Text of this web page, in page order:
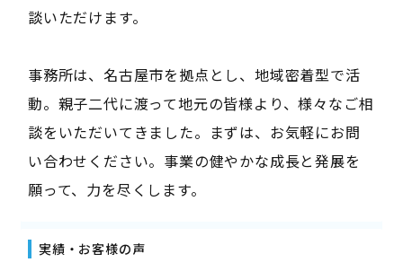
談いただけます。
事務所は、名古屋市を拠点とし、地域密着型で活
動。親子二代に渡って地元の皆様より、様々なご相
談をいただいてきました。まずは、お気軽にお問
い合わせください。事業の健やかな成長と発展を
願って、力を尽くします。
実績・お客様の声